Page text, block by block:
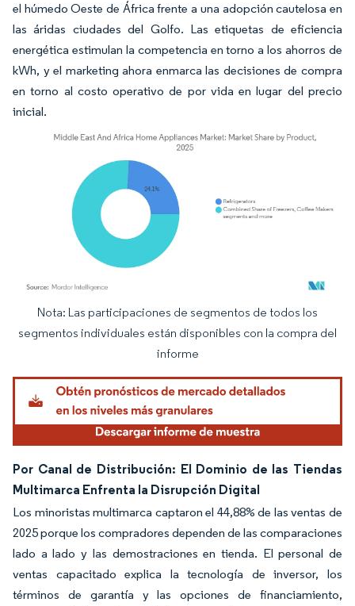
el húmedo Oeste de África frente a una adopción cautelosa en
las áridas ciudades del Golfo. Las etiquetas de eficiencia
energética estimulan la competencia en torno a los ahorros de
kWh, y el marketing ahora enmarca las decisiones de compra
en torno al costo operativo de por vida en lugar del precio
inicial.
Imagen © Mordor Intelligence. El uso requiere atribución según CC BY 4.0.
Nota: Las participaciones de segmentos de todos los
segmentos individuales están disponibles con la compra del
informe
Por Canal de Distribución: El Dominio de las Tiendas
Multimarca Enfrenta la Disrupción Digital
Los minoristas multimarca captaron el 44,88% de las ventas de
2025 porque los compradores dependen de las comparaciones
lado a lado y las demostraciones en tienda. El personal de
ventas capacitado explica la tecnología de inversor, los
términos de garantía y las opciones de financiamiento,